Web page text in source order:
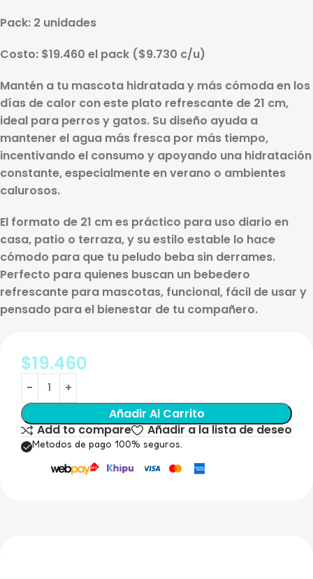
Pack: 2 unidades
Costo: $19.460 el pack ($9.730 c/u)
Mantén a tu mascota hidratada y más cómoda en los
días de calor con este plato refrescante de 21 cm,
ideal para perros y gatos. Su diseño ayuda a
mantener el agua más fresca por más tiempo,
incentivando el consumo y apoyando una hidratación
constante, especialmente en verano o ambientes
calurosos.
El formato de 21 cmes práctico para uso diario en
casa, patio o terraza, y su estilo estable lo hace
cómodo para que tu peludo beba sin derrames.
Perfecto para quienes buscan un bebedero
refrescante para mascotas, funcional, fácil de usar y
pensado para el bienestar de tu compañero.
$19.460
Añadir Al Carrito
Add to compare
Añadir a la lista de deseo
Metodos de pago 100% seguros.